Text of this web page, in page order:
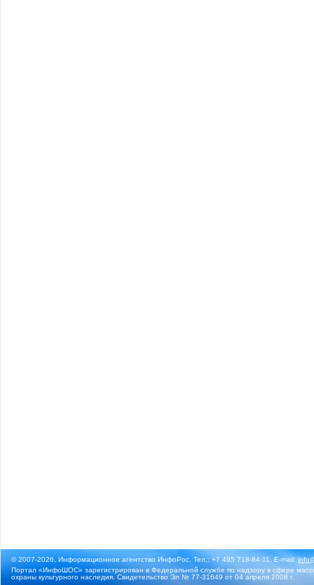
© 2007-2026, Информационное агентство ИнфоРос. Тел.: +7 495 718-84-11, E-mail:
Портал «ИнфоШОС» зарегистрирован в Федеральной службе по надзору в сфере
охраны культурного наследия. Свидетельство Эл № 77-31649 от 04 апреля 2008 г.